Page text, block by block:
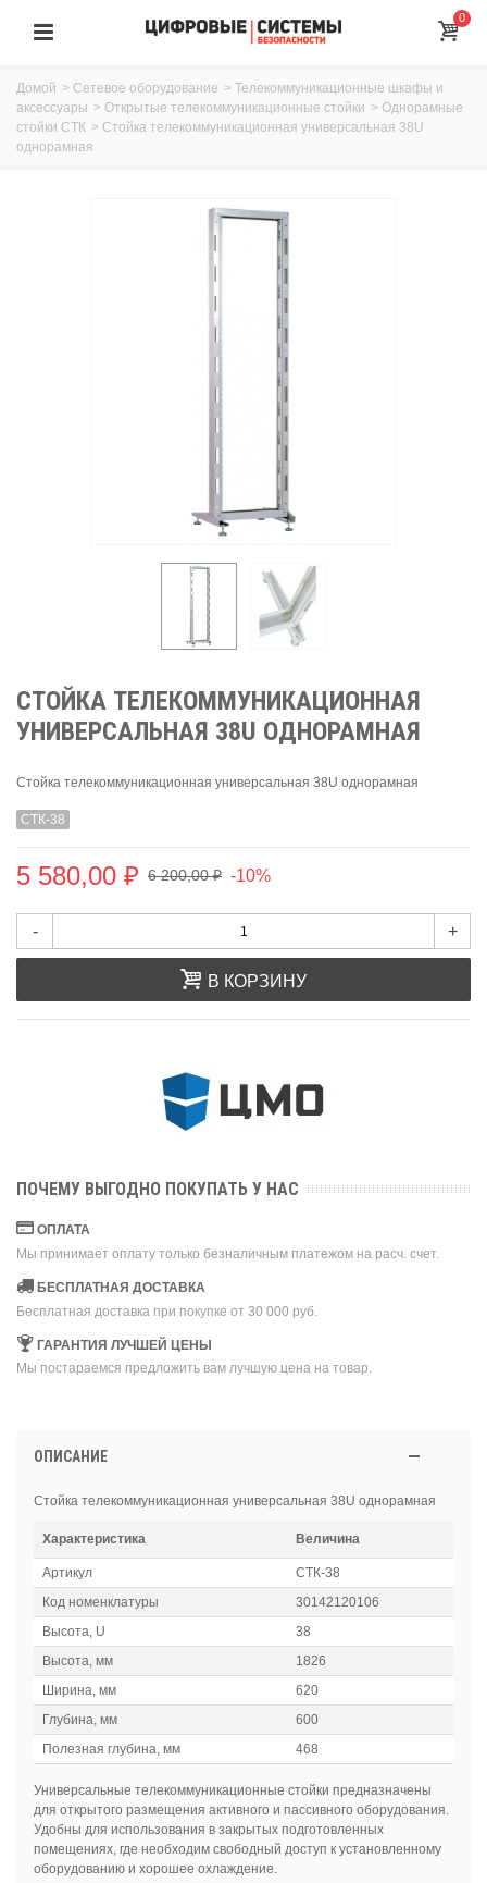
0
Домой > Сетевое оборудование > Телекоммуникационные шкафы и
аксессуары > Открытые телекоммуникационные стойки > Однорамные
стойки СТК > Стойка телекоммуникационная универсальная 38U
однорамная
СТОЙКА ТЕЛЕКОММУНИКАЦИОННАЯ
УНИВЕРСАЛЬНАЯ 38U ОДНОРАМНАЯ
Стойка телекоммуникационная универсальная 38U однорамная
СТК-38
5 580,00 ₽ 6 200,00 ₽ -10%
- +
В КОРЗИНУ
ПОЧЕМУ ВЫГОДНО ПОКУПАТЬ У НАС
ОПЛАТА
Мы принимает оплату только безналичным платежом на расч. счет.
БЕСПЛАТНАЯ ДОСТАВКА
Бесплатная доставка при покупке от 30 000 руб.
ГАРАНТИЯ ЛУЧШЕЙ ЦЕНЫ
Мы постараемся предложить вам лучшую цена на товар.
ОПИСАНИЕ
Стойка телекоммуникационная универсальная 38U однорамная
Характеристика Величина
Артикул
СТК-38
Код номенклатуры
30142120106
Высота, U
38
Высота, мм
1826
Ширина, мм
620
Глубина, мм
600
Полезная глубина, мм
468
Универсальные телекоммуникационные стойки предназначены
для открытого размещения активного и пассивного оборудования.
Удобны для использования в закрытых подготовленных
помещениях, где необходим свободный доступ к установленному
оборудованию и хорошее охлаждение.